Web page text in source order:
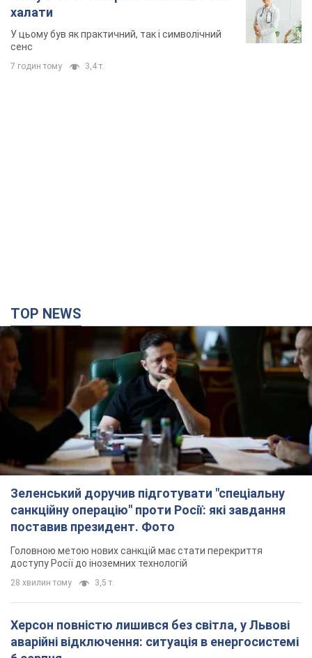
Зеленський доручив підготувати "спеціальну
санкційну операцію" проти Росії: які завдання
поставив президент. Фото
Головною метою нових санкцій має стати перекриття
доступу Росії до іноземних технологій
28 хвилин тому 3,5 т.
Херсон повністю лишився без світла, у Львові
аварійні відключення: ситуація в енергосистемі
6 серпня
Росіяни вдарили по важливому енергооб'єкту
3 години тому 12,8 т.
Податкова передасть Міноборони дані про
чоловіків 18-60 років: для чого це потрібно
Це потрібно для перевірки військового обліку
годину тому 4,3 т.